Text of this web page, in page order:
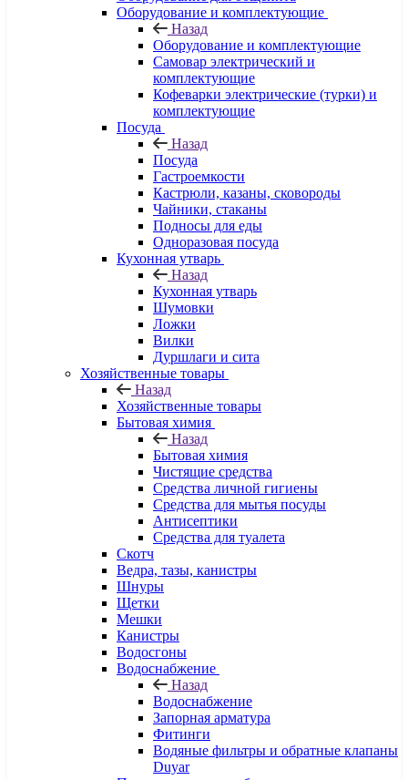
Оборудование и комплектующие
Назад
Оборудование и комплектующие
Самовар электрический и
комплектующие
Кофеварки электрические (турки) и
комплектующие
Посуда
Назад
Посуда
Гастроемкости
Кастрюли, казаны, сковороды
Чайники, стаканы
Подносы для еды
Одноразовая посуда
Кухонная утварь
Назад
Кухонная утварь
Шумовки
Ложки
Вилки
Дуршлаги и сита
Хозяйственные товары
Назад
Хозяйственные товары
Бытовая химия
Назад
Бытовая химия
Чистящие средства
Средства личной гигиены
Средства для мытья посуды
Антисептики
Средства для туалета
Скотч
Ведра, тазы, канистры
Шнуры
Щетки
Мешки
Канистры
Водосгоны
Водоснабжение
Назад
Водоснабжение
Запорная арматура
Фитинги
Водяные фильтры и обратные клапаны
Duyar